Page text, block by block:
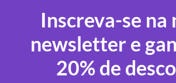
Inscreva-se na
newsletter e
20% de